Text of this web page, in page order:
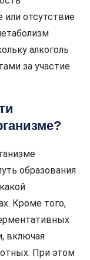
или отсутствие
алкоголь
за участие
образования
Кроме того,
включая
При этом